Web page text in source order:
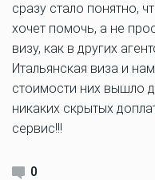
сразу стало понятно,
хочет помочь, а не
визу, как в других
Итальянская виза и
стоимости них вышло
никаких скрытых
сервис!!!
0